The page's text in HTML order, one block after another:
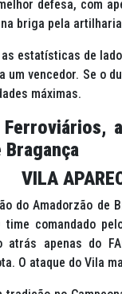
defesa, com
briga pela
estatísticas de
um vencedor. Se o
máximas.
Bragança
VILA
do Amadorzão de
time comandado
atrás apenas do
O ataque do Vila